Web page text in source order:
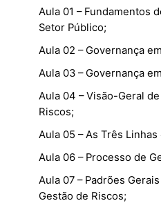
Aula 01 – Fundamentos
Setor Público;
Aula 02 – Governança
Aula 03 – Governança
Aula 04 – Visão-Geral
Riscos;
Aula 05 – As Três Linhas
Aula 06 – Processo de
Aula 07 – Padrões
Gestão de Riscos;